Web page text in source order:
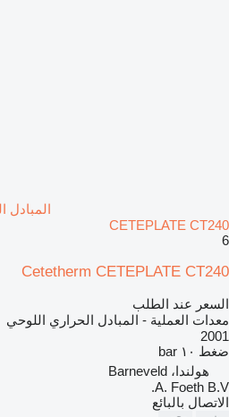
CETEPLATE CT240
6
Cetetherm CETEPLATE CT240
السعر عند الطلب
معدات العملية - المبادل الحراري اللوحي
2001
ضغط ١٠ bar
هولندا، Barneveld
A. Foeth B.V.
الاتصال بالبائع